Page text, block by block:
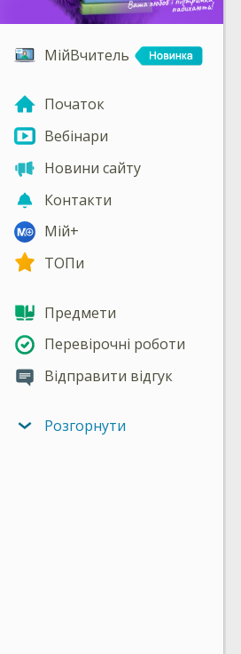
МійВчитель
Початок
Вебінари
Новини сайту
Контакти
Мій+
ТОПи
Предмети
Перевірочні роботи
Відправити відгук
Розгорнути